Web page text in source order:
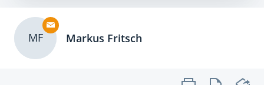
MF Markus Fritsch